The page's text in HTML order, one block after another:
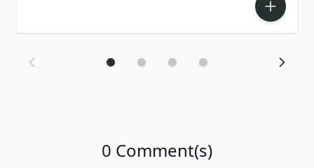
0 Comment(s)